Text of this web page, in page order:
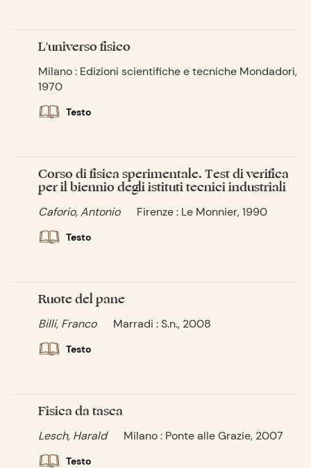
L'universo fisico
Milano : Edizioni scientifiche e tecniche Mondadori,
1970
Testo
Corso di fisica sperimentale. Test di verifica
per il biennio degli istituti tecnici industriali
Caforio, Antonio Firenze : Le Monnier, 1990
Testo
Ruote del pane
Billi, Franco Marradi : S.n., 2008
Testo
Fisica da tasca
Lesch, Harald Milano : Ponte alle Grazie, 2007
Testo